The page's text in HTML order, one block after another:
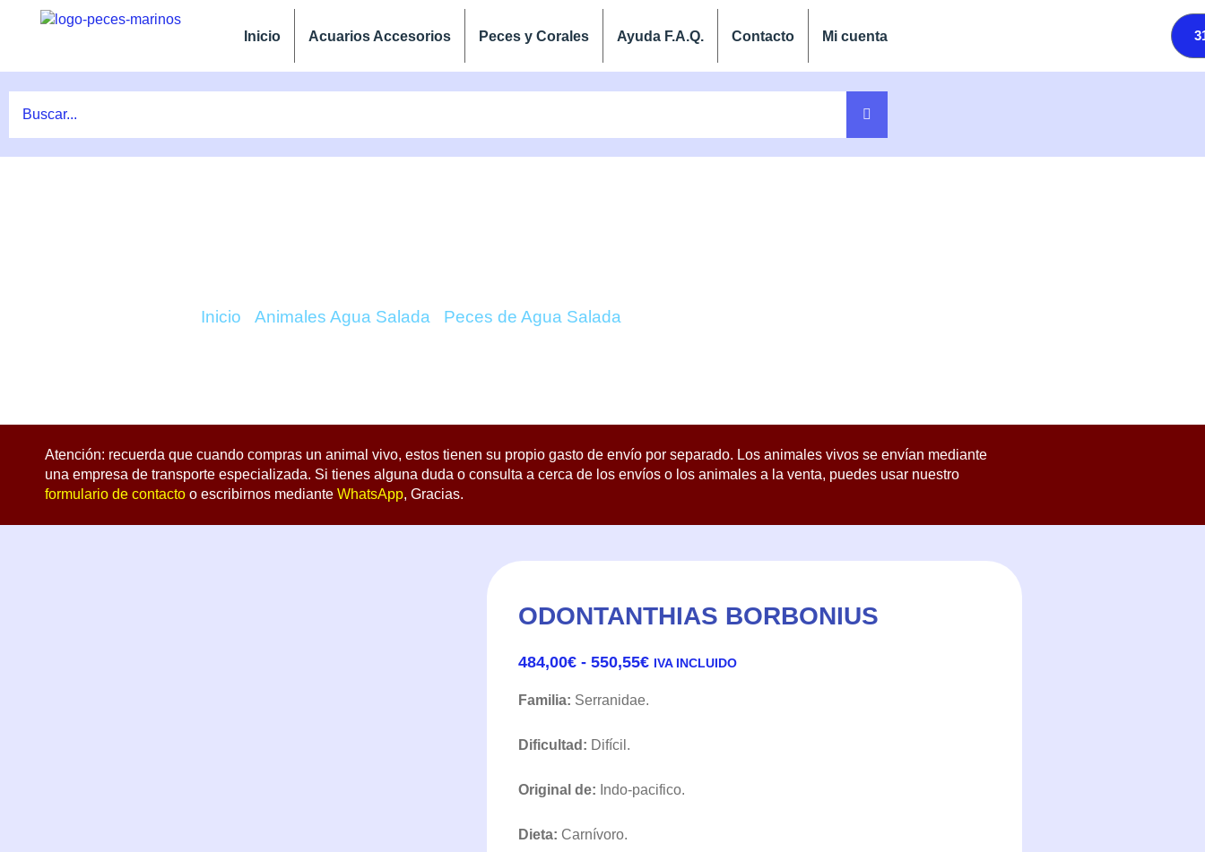
Inicio Acuarios Accesorios Peces y Corales Ayuda F.A.Q. Contacto Mi cuenta
Inicio Animales Agua Salada Peces de Agua Salada
Atención: recuerda que cuando compras un animal vivo, estos tienen su propio gasto de envío por separado. Los animales vivos se envían mediante
una empresa de transporte especializada. Si tienes alguna duda o consulta a cerca de los envíos o los animales a la venta, puedes usar nuestro
formulario de contacto o escribirnos mediante WhatsApp, Gracias.
ODONTANTHIAS BORBONIUS
484,00€ - 550,55€DE
IVA INCLUIDO
Familia: Serranidae.
Dificultad: Difícil.
Original de: Indo-pacifico.
Dieta: Carnívoro.